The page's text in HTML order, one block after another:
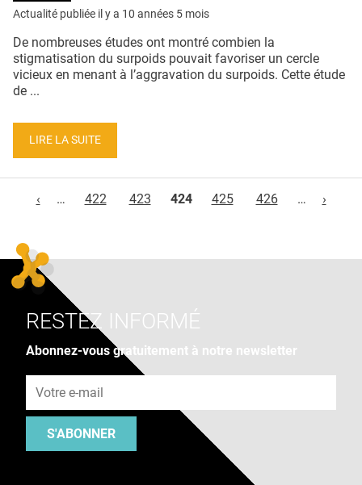
Actualité publiée il y a 10 années 5 mois
De nombreuses études ont montré combien la
stigmatisation du surpoids pouvait favoriser un cercle
vicieux en menant à l’aggravation du surpoids. Cette étude
de ...
LIRE LA SUITE
‹
… 422 423 424 425 426 … ›
RESTEZ INFORMÉ
Abonnez-vous gratuitement à notre newsletter
S'ABONNER